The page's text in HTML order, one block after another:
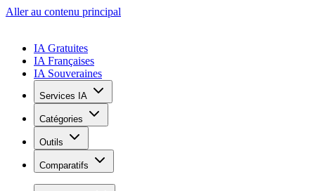
Aller au contenu principal
IA Gratuites
IA Françaises
IA Souveraines
Services IA
Catégories
Outils
Comparatifs